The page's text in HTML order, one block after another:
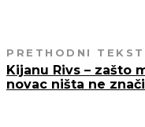
PRETHODNI TEKST
Kijanu Rivs – zašto
novac ništa ne